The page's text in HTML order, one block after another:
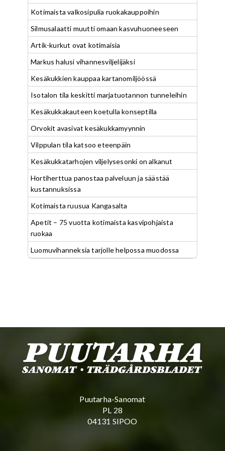
Kotimaista valkosipulia ruokakauppoihin
Silmusalaatti muutti omaan kasvuhuoneeseen
Artik-kurkut ovat kotimaisia
Markus halusi vihannesviljelijäksi
Kesäkukkien kauppaa kartanomiljöössä
Isotalon tila keskitti marjatuotannon tunneleihin
Kesäkukkakauteen koetulla konseptilla
Orvokit avasivat kesäkukkamyynnin
Vilppulan tila katsoo eteenpäin
Kesäkukkatarhojen viljelysesonki on alkanut
Hortiherttua panostaa palveluun ja säästää
kustannuksissa
Kotimaista ruusua Kangasalta
Apetit – 75 vuotta kotimaista kasvipohjaista
ruokaa
Luomuvihanneksia tarjolle helpossa muodossa
Puutarha-Sanomat
PL 28
04131 SIPOO